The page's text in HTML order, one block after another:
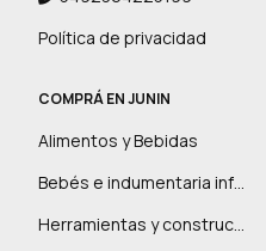
Política de privacidad
COMPRÁ EN JUNIN
Alimentos y Bebidas
Bebés e indumentaria infantil
Herramientas y construcción